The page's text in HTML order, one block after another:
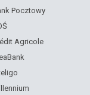
Pocztowy
Agricole